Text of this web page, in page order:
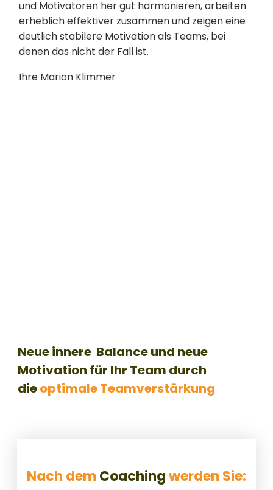
und Motivatoren her gut harmonieren, arbeiten
erheblich effektiver zusammen und zeigen eine
deutlich stabilere Motivation als Teams, bei
denen das nicht der Fall ist.
Ihre Marion Klimmer
Neue innere Balance und neue
Motivation für Ihr Team durch
dieoptimale Teamverstärkung
Nach demCoachingwerden Sie: